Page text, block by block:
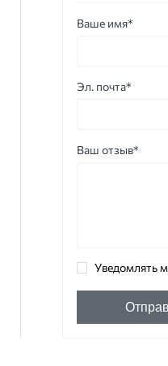
Ваше имя*
Эл. почта*
Ваш отзыв*
Уведомлять